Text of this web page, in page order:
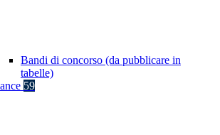
Bandi di concorso (da pubblicare in
tabelle)
59